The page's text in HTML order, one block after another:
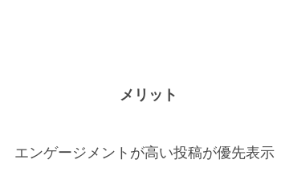
メリット
エンゲージメントが高い投稿が優先表示